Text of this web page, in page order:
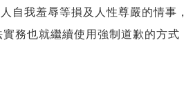
自我羞辱等損及人性尊嚴的情事
務也就繼續使用強制道歉的方式